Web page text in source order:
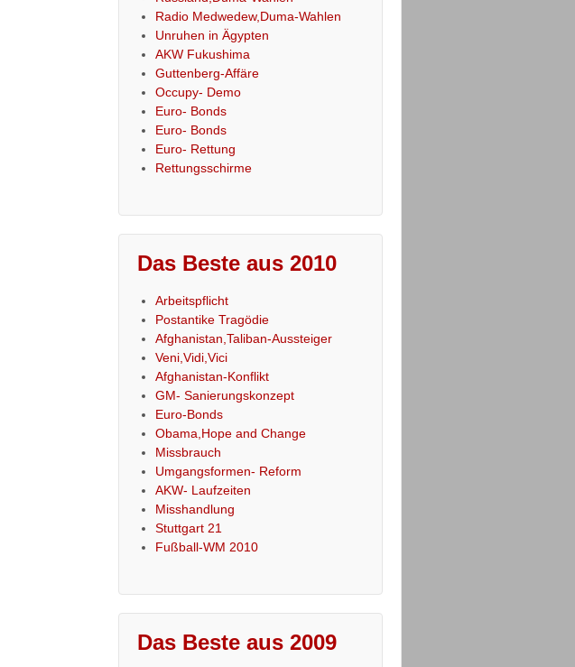
Radio Medwedew,Duma-Wahlen
Unruhen in Ägypten
AKW Fukushima
Guttenberg-Affäre
Occupy- Demo
Euro- Bonds
Euro- Bonds
Euro- Rettung
Rettungsschirme
Das Beste aus 2010
Arbeitspflicht
Postantike Tragödie
Afghanistan,Taliban-Aussteiger
Veni,Vidi,Vici
Afghanistan-Konflikt
GM- Sanierungskonzept
Euro-Bonds
Obama,Hope and Change
Missbrauch
Umgangsformen- Reform
AKW- Laufzeiten
Misshandlung
Stuttgart 21
Fußball-WM 2010
Das Beste aus 2009